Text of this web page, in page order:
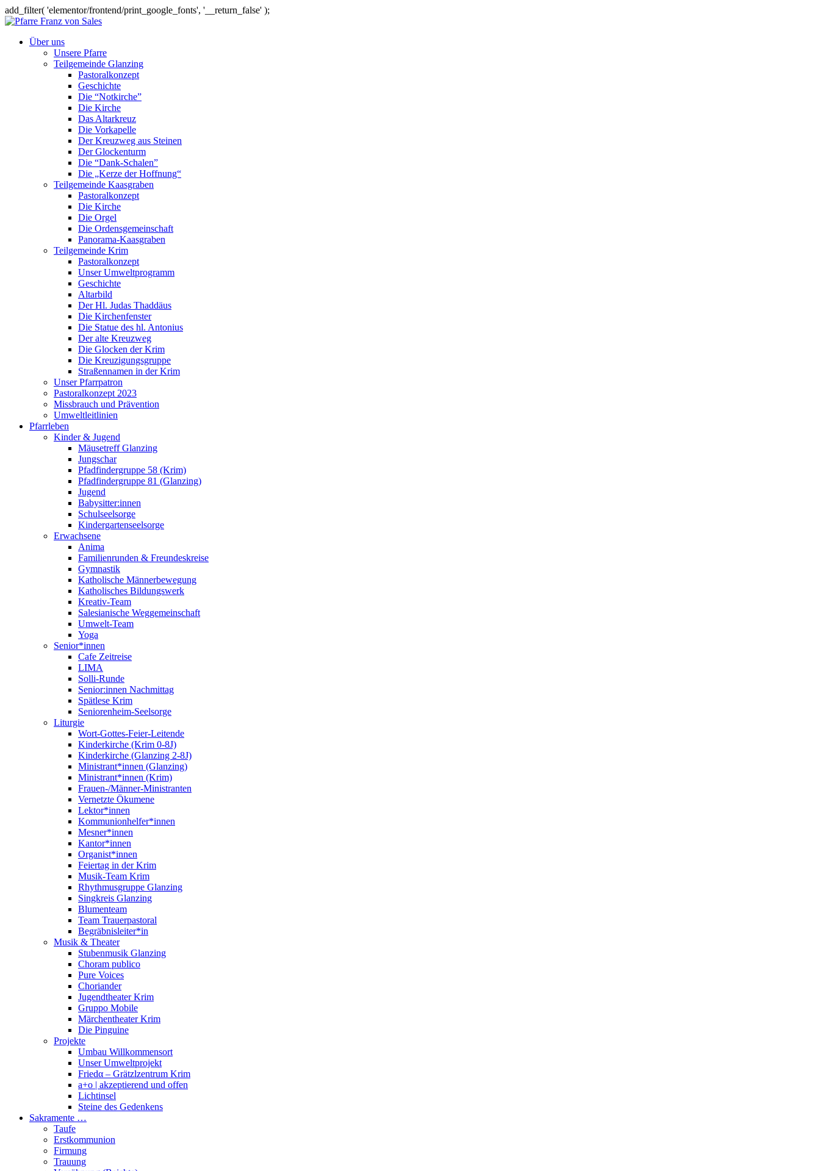
add_filter( 'elementor/frontend/print_google_fonts', '__return_false' );
Über uns
Unsere Pfarre
Teilgemeinde Glanzing
Pastoralkonzept
Geschichte
Die “Notkirche”
Die Kirche
Das Altarkreuz
Die Vorkapelle
Der Kreuzweg aus Steinen
Der Glockenturm
Die “Dank-Schalen”
Die „Kerze der Hoffnung“
Teilgemeinde Kaasgraben
Pastoralkonzept
Die Kirche
Die Orgel
Die Ordensgemeinschaft
Panorama-Kaasgraben
Teilgemeinde Krim
Pastoralkonzept
Unser Umweltprogramm
Geschichte
Altarbild
Der Hl. Judas Thaddäus
Die Kirchenfenster
Die Statue des hl. Antonius
Der alte Kreuzweg
Die Glocken der Krim
Die Kreuzigungsgruppe
Straßennamen in der Krim
Unser Pfarrpatron
Pastoralkonzept 2023
Missbrauch und Prävention
Umweltleitlinien
Pfarrleben
Kinder & Jugend
Mäusetreff Glanzing
Jungschar
Pfadfindergruppe 58 (Krim)
Pfadfindergruppe 81 (Glanzing)
Jugend
Babysitter:innen
Schulseelsorge
Kindergartenseelsorge
Erwachsene
Anima
Familienrunden & Freundeskreise
Gymnastik
Katholische Männerbewegung
Katholisches Bildungswerk
Kreativ-Team
Salesianische Weggemeinschaft
Umwelt-Team
Yoga
Senior*innen
Cafe Zeitreise
LIMA
Solli-Runde
Senior:innen Nachmittag
Spätlese Krim
Seniorenheim-Seelsorge
Liturgie
Wort-Gottes-Feier-Leitende
Kinderkirche (Krim 0-8J)
Kinderkirche (Glanzing 2-8J)
Ministrant*innen (Glanzing)
Ministrant*innen (Krim)
Frauen-/Männer-Ministranten
Vernetzte Ökumene
Lektor*innen
Kommunionhelfer*innen
Mesner*innen
Kantor*innen
Organist*innen
Feiertag in der Krim
Musik-Team Krim
Rhythmusgruppe Glanzing
Singkreis Glanzing
Blumenteam
Team Trauerpastoral
Begräbnisleiter*in
Musik & Theater
Stubenmusik Glanzing
Choram publico
Pure Voices
Choriander
Jugendtheater Krim
Gruppo Mobile
Märchentheater Krim
Die Pinguine
Projekte
Umbau Willkommensort
Unser Umweltprojekt
Friedα – Grätzlzentrum Krim
a+o | akzeptierend und offen
Lichtinsel
Steine des Gedenkens
Sakramente …
Taufe
Erstkommunion
Firmung
Trauung